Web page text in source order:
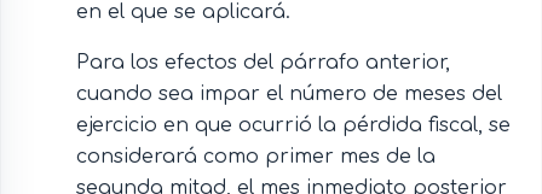
en el que se aplicará.
Para los efectos del párrafo anterior,
cuando sea impar el número de meses del
ejercicio en que ocurrió la pérdida fiscal, se
considerará como primer mes de la
segunda mitad, el mes inmediato posterior